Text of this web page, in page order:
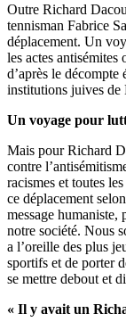
Outre Richard
tennisman Fabrice
déplacement. Un
les actes
d’après le
institutions juives de
Un voyage pour
Mais pour Richard
contre
racismes et toutes
ce déplacement
message humaniste,
notre société. Nous
a l’oreille des plus
sportifs et de porter
se mettre debout et
« Il y avait un